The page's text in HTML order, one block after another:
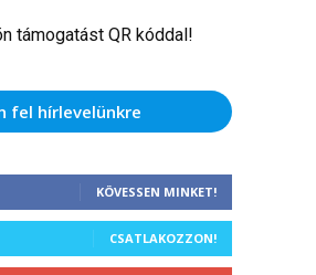
támogatást QR kóddal!
fel hírlevelünkre
KÖVESSEN MINKET!
CSATLAKOZZON!